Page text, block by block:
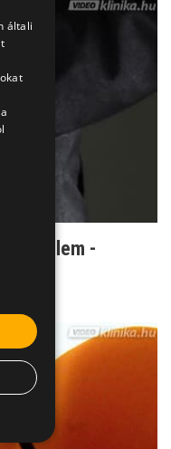
a félelem -
általi